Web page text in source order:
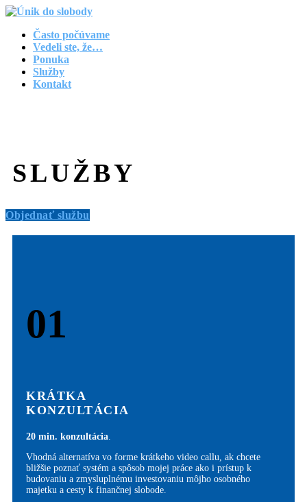
Často počúvame
Vedeli ste, že…
Ponuka
Služby
Kontakt
SLUŽBY
Objednať službu
01
KRÁTKA
KONZULTÁCIA
20 min. konzultácia.
Vhodná alternatíva vo forme krátkeho video callu, ak chcete
bližšie poznať systém a spôsob mojej práce ako i prístup k
budovaniu a zmysluplnému investovaniu môjho osobného
majetku a cesty k finančnej slobode.